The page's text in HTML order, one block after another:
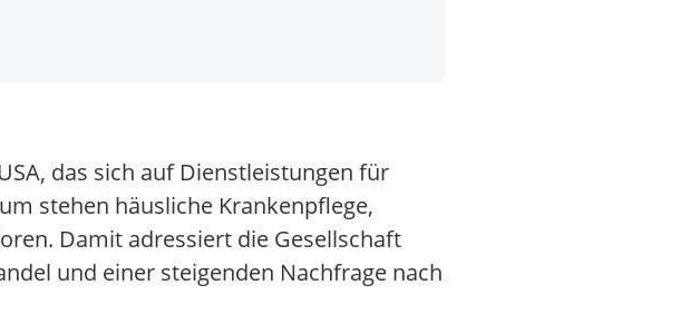
das sich auf Dienstleistungen für
stehen häusliche Krankenpflege,
Damit adressiert die Gesellschaft
und einer steigenden Nachfrage nach